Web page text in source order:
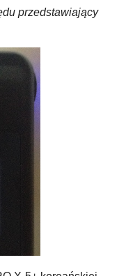
przedstawiający